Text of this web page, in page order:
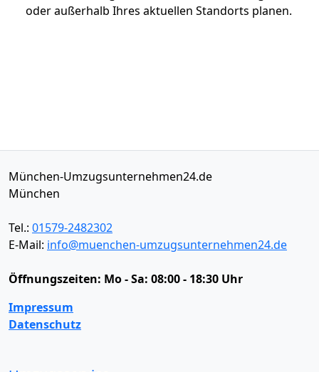
oder außerhalb Ihres aktuellen Standorts planen.
München-Umzugsunternehmen24.de
München
Tel.: 01579-2482302
E-Mail: info@muenchen-umzugsunternehmen24.de
Öffnungszeiten: Mo - Sa: 08:00 - 18:30 Uhr
Impressum
Datenschutz